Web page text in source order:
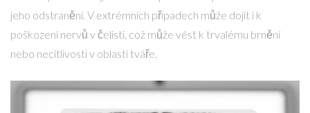
jeho odstranění. V extrémních případech může dojít i k
poškození nervů v čelisti, což může vést k trvalému brnění
nebo necitlivosti v oblasti tváře.